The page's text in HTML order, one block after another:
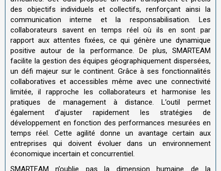
des objectifs individuels et collectifs, renforçant ainsi la
communication interne et la responsabilisation. Les
collaborateurs savent en temps réel où ils en sont par
rapport aux attentes fixées, ce qui génère une dynamique
positive autour de la performance. De plus, SMARTEAM
facilite la gestion des équipes géographiquement dispersées,
un défi majeur sur le continent. Grâce à ses fonctionnalités
collaboratives et accessibles même avec une connectivité
limitée, il rapproche les collaborateurs et harmonise les
pratiques de management à distance. L’outil permet
également d’ajuster rapidement les stratégies de
développement en fonction des performances mesurées en
temps réel. Cette agilité donne un avantage certain aux
entreprises qui doivent évoluer dans un environnement
économique incertain et concurrentiel.
SMARTEAM n’oublie pas la dimension humaine de la